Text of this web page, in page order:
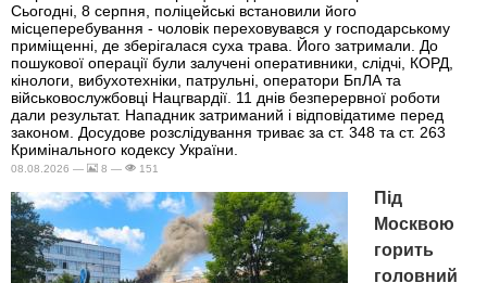
Сьогодні, 8 серпня, поліцейські встановили його
місцеперебування - чоловік переховувався у господарському
приміщенні, де зберігалася суха трава. Його затримали. До
пошукової операції були залучені оперативники, слідчі, КОРД,
кінологи, вибухотехніки, патрульні, оператори БпЛА та
військовослужбовці Нацгвардії. 11 днів безперервної роботи
дали результат. Нападник затриманий і відповідатиме перед
законом. Досудове розслідування триває за ст. 348 та ст. 263
Кримінального кодексу України.
08.08.2026 — 8 — 151
Під
Москвою
горить
головний